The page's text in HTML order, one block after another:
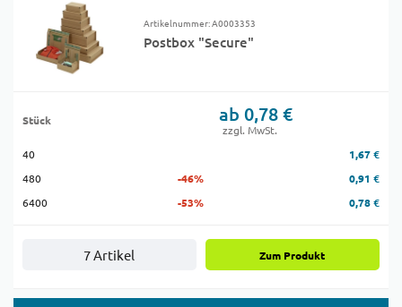
Artikelnummer: A0003353
Postbox "Secure"
Stück ab 0,78 €
zzgl. MwSt.
40
1,67 €
480
-46%
0,91 €
6400
-53% 0,78 €
7 Artikel Zum Produkt